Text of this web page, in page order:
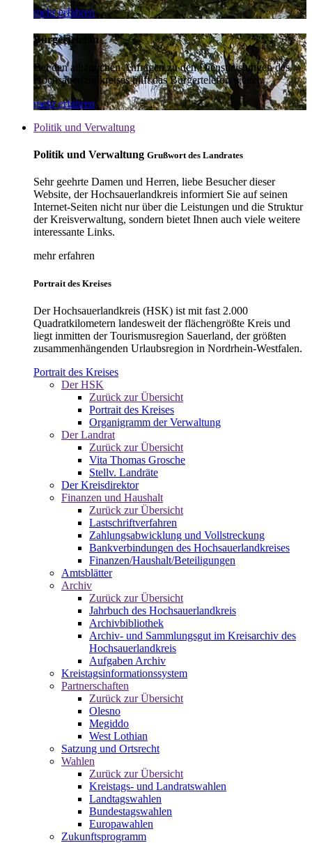
mehr erfahren
Bürgertelefon
Bei den alltäglichen Anfragen zu den Dienstleistungen des
Hochsauerlandkreises hilft das Bürgertelefon weiter.
mehr erfahren
Politik und Verwaltung
Politik und Verwaltung Grußwort des Landrates
Sehr geehrte Damen und Herren, liebe Besucher dieser
Website, der Hochsauerlandkreis informiert Sie auf seinen
Internet-Seiten nicht nur über die Leistungen und die Struktur
der Kreisverwaltung, sondern bietet Ihnen auch viele weitere
interessante Links.
mehr erfahren
Portrait des Kreises
Der Hochsauerlandkreis (HSK) ist mit fast 2.000
Quadratkilometern landesweit der flächengrößte Kreis und
liegt inmitten der Tourismusregion Sauerland, der größten
zusammenhängenden Urlaubsregion in Nordrhein-Westfalen.
Portrait des Kreises
Der HSK
Zurück zur Übersicht
Portrait des Kreises
Organigramm der Verwaltung
Der Landrat
Zurück zur Übersicht
Vita Thomas Grosche
Stellv. Landräte
Der Kreisdirektor
Finanzen und Haushalt
Zurück zur Übersicht
Lastschriftverfahren
Zahlungsabwicklung und Vollstreckung
Bankverbindungen des Hochsauerlandkreises
Finanzen/Haushalt/Beteiligungen
Amtsblätter
Archiv
Zurück zur Übersicht
Jahrbuch des Hochsauerlandkreis
Archivbibliothek
Archiv- und Sammlungsgut im Kreisarchiv des
Hochsauerlandkreis
Aufgaben Archiv
Kreistagsinformationssystem
Partnerschaften
Zurück zur Übersicht
Olesno
Megiddo
West Lothian
Satzung und Ortsrecht
Wahlen
Zurück zur Übersicht
Kreistags- und Landratswahlen
Landtagswahlen
Bundestagswahlen
Europawahlen
Zukunftsprogramm